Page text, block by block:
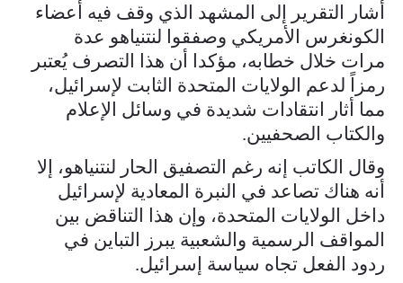
أشار التقرير إلى المشهد الذي وقف فيه أعضاء
الكونغرس الأمريكي وصفقوا لنتنياهو عدة
مرات خلال خطابه، مؤكدا أن هذا التصرف يُعتبر
رمزاً لدعم الولايات المتحدة الثابت لإسرائيل،
مما أثار انتقادات شديدة في وسائل الإعلام
والكتاب الصحفيين.
وقال الكاتب إنه رغم التصفيق الحار لنتنياهو، إلا
أنه هناك تصاعد في النبرة المعادية لإسرائيل
داخل الولايات المتحدة، وإن هذا التناقض بين
المواقف الرسمية والشعبية يبرز التباين في
ردود الفعل تجاه سياسة إسرائيل.